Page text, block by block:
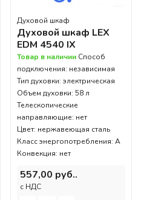
Духовой шкаф
Духовой шкаф LEX
EDM 4540 IX
Товар в наличии Способ
подключения: независимая
Тип духовки: электрическая
Объем духовки: 58 л
Телескопические
направляющие: нет
Цвет: нержавеющая сталь
Класс энергопотребления: A
Конвекция: нет
557,00 руб..
c НДС